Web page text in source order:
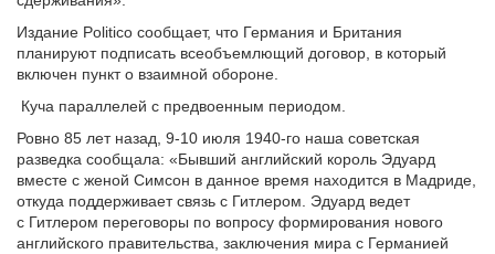
Издание Politico сообщает, что Германия и Британия
планируют подписать всеобъемлющий договор, в который
включен пункт о взаимной обороне.
Куча параллелей с предвоенным периодом.
Ровно 85 лет назад, 9-10 июля 1940-го наша советская
разведка сообщала: «Бывший английский король Эдуард
вместе с женой Симсон в данное время находится в Мадриде,
откуда поддерживает связь с Гитлером. Эдуард ведет
с Гитлером переговоры по вопросу формирования нового
английского правительства, заключения мира с Германией